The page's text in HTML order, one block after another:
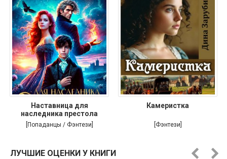
Наставница для
наследника престола
[Попаданцы / Фэнтези]
Камеристка
[Фэнтези]
ЛУЧШИЕ ОЦЕНКИ У КНИГИ